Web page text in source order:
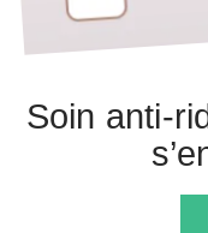
Soin anti-